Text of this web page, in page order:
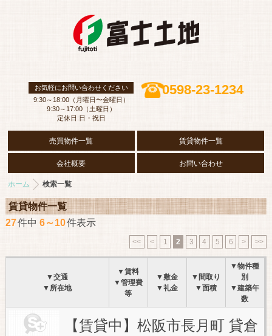
お気軽にお問い合わせください
9:30～18:00（月曜日〜金曜日）
9:30～17:00（土曜日）
定休日:日・祝日
0598-23-1234
売買物件一覧 賃貸物件一覧
会社概要 お問い合わせ
ホーム 検索一覧
賃貸物件一覧
27件中6～10件表示
<< < 1 2 3 4 5 6 > >>
▼交通
▼所在地
▼賃料
▼管理費
等
▼敷金
▼礼金
▼間取り
▼面積
▼物件種
別
▼建築年
数
【賃貸中】松阪市長月町 貸倉